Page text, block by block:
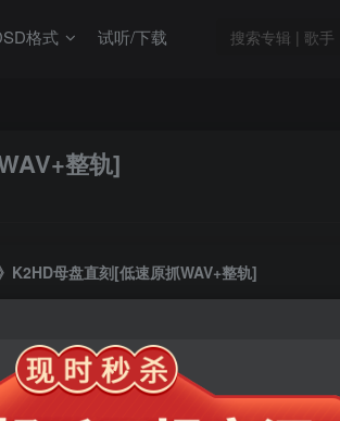
格式 试听/下载
整轨]
K2HD母盘直刻[低速原抓WAV+整轨]
惠